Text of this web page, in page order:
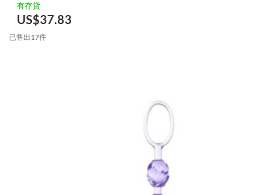
有存貨
US$37.83
已售出17件